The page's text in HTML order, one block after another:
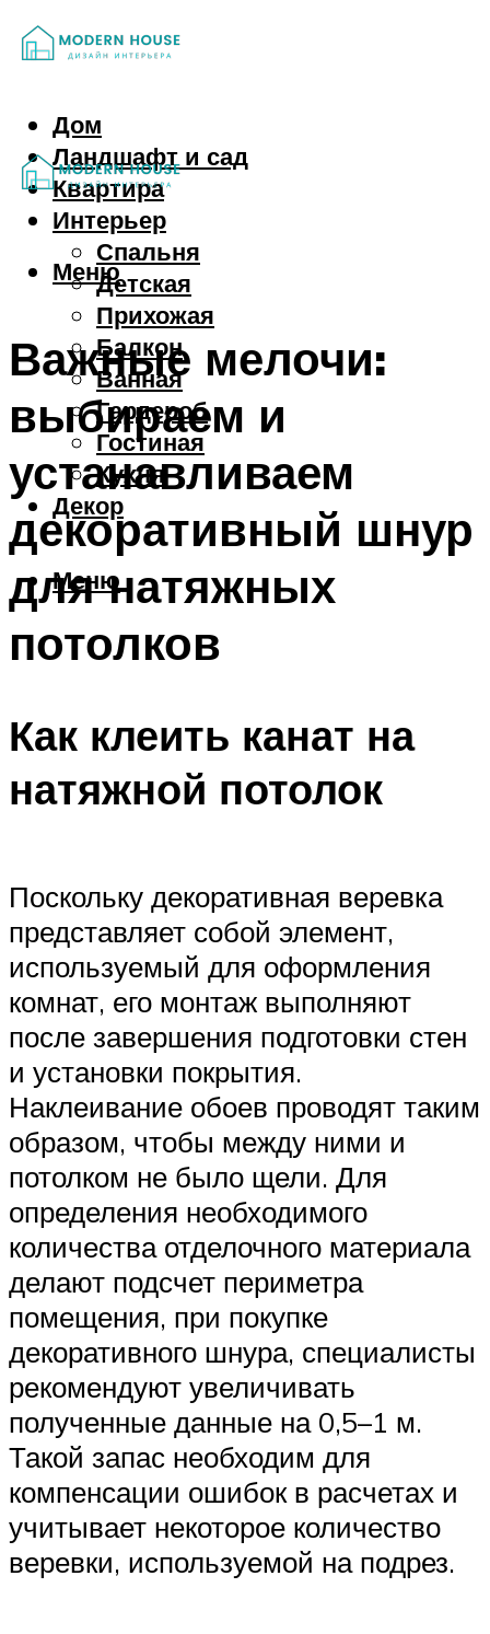
Дом
Ландшафт и сад
Квартира
Интерьер
Спальня
Детская
Прихожая
Балкон
Ванная
Гардероб
Гостиная
Кухня
Декор
Меню
Меню
Важные мелочи:
выбираем и
устанавливаем
декоративный шнур
для натяжных
потолков
Как клеить канат на
натяжной потолок
Поскольку декоративная веревка
представляет собой элемент,
используемый для оформления
комнат, его монтаж выполняют
после завершения подготовки стен
и установки покрытия.
Наклеивание обоев проводят таким
образом, чтобы между ними и
потолком не было щели. Для
определения необходимого
количества отделочного материала
делают подсчет периметра
помещения, при покупке
декоративного шнура, специалисты
рекомендуют увеличивать
полученные данные на 0,5–1 м.
Такой запас необходим для
компенсации ошибок в расчетах и
учитывает некоторое количество
веревки, используемой на подрез.